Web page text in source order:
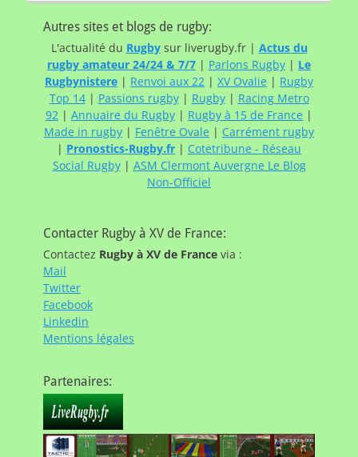
Autres sites et blogs de rugby:
L'actualité du Rugbysur liverugby.fr | Actus du
rugby amateur 24/24 & 7/7 | Parlons Rugby | Le
Rugbynistere | Renvoi aux 22 | XV Ovalie | Rugby
Top 14| Passions rugby| Rugby| Racing Metro
92 | Annuaire du Rugby | Rugby à 15 de France |
Made in rugby | Fenêtre Ovale | Carrément rugby
| Pronostics-Rugby.fr | Cotetribune - Réseau
Social Rugby| ASM Clermont Auvergne Le Blog
Non-Officiel
Contacter Rugby à XV de France:
Contactez Rugby à XV de France via :
Mail
Twitter
Facebook
Linkedin
Mentions légales
Partenaires: